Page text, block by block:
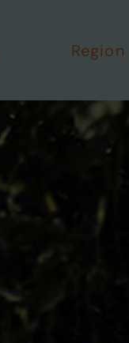
Region